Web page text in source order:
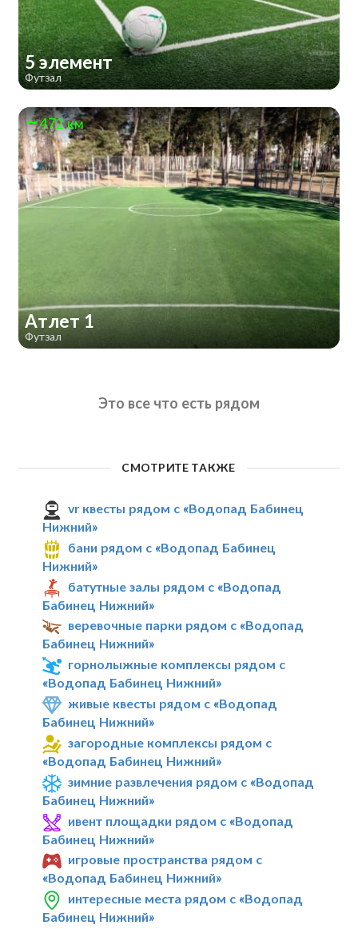
5 элемент
Футзал
472 км
Атлет 1
Футзал
Это все что есть рядом
СМОТРИТЕ ТАКЖЕ
vr квесты рядом с «Водопад Бабинец
Нижний»
бани рядом с «Водопад Бабинец
Нижний»
батутные залы рядом с «Водопад
Бабинец Нижний»
веревочные парки рядом с «Водопад
Бабинец Нижний»
горнолыжные комплексы рядом с
«Водопад Бабинец Нижний»
живые квесты рядом с «Водопад
Бабинец Нижний»
загородные комплексы рядом с
«Водопад Бабинец Нижний»
зимние развлечения рядом с «Водопад
Бабинец Нижний»
ивент площадки рядом с «Водопад
Бабинец Нижний»
игровые пространства рядом с
«Водопад Бабинец Нижний»
интересные места рядом с «Водопад
Бабинец Нижний»